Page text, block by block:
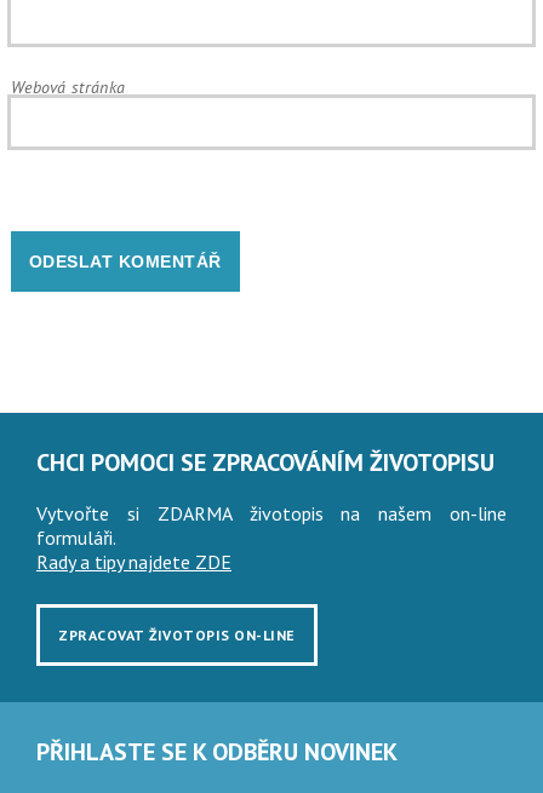
Webová stránka
CHCI POMOCI SE ZPRACOVÁNÍM ŽIVOTOPISU
Vytvořte si ZDARMA životopis na našem on-line
formuláři.
Rady a tipy najdete ZDE
ZPRACOVAT ŽIVOTOPIS ON-LINE
PŘIHLASTE SE K ODBĚRU NOVINEK